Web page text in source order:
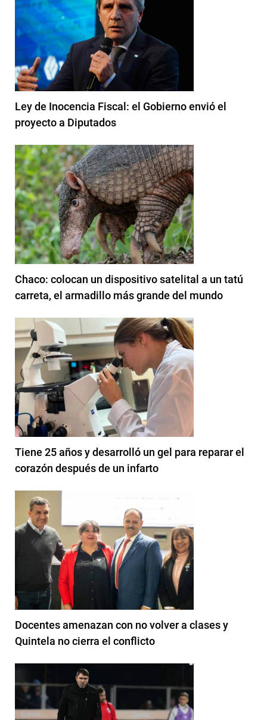
Ley de Inocencia Fiscal: el Gobierno envió el
proyecto a Diputados
Chaco: colocan un dispositivo satelital a un tatú
carreta, el armadillo más grande del mundo
Tiene 25 años y desarrolló un gel para reparar el
corazón después de un infarto
Docentes amenazan con no volver a clases y
Quintela no cierra el conflicto